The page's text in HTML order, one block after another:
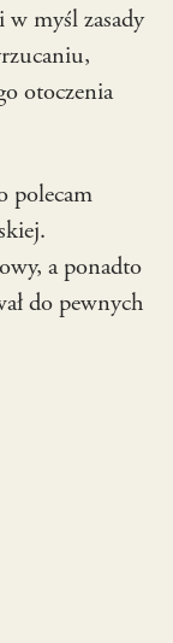
myśl zasady
otoczenia
polecam
a ponadto
do pewnych